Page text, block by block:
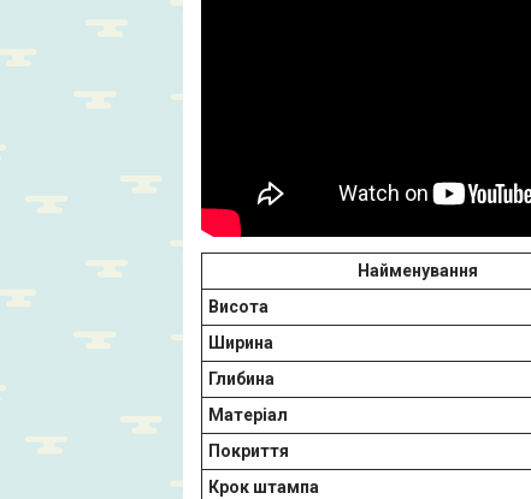
Найменування
Висота
Ширина
Глибина
Матеріал
Покриття
Крок штампа